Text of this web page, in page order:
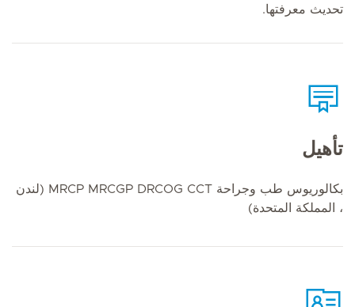
تحديث معرفتها.
تأهيل
بكالوريوس طب وجراحة MRCP MRCGP DRCOG CCT (لندن
، المملكة المتحدة)